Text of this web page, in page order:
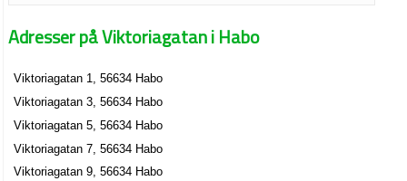
Adresser på Viktoriagatan i Habo
Viktoriagatan 1, 56634 Habo
Viktoriagatan 3, 56634 Habo
Viktoriagatan 5, 56634 Habo
Viktoriagatan 7, 56634 Habo
Viktoriagatan 9, 56634 Habo